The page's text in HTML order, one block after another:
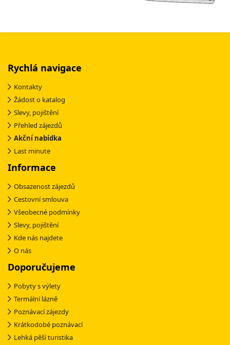
Rychlá navigace
Kontakty
Žádost o katalog
Slevy, pojištění
Přehled zájezdů
Akční nabídka
Last minute
Informace
Obsazenost zájezdů
Cestovní smlouva
Všeobecné podmínky
Slevy, pojištění
Kde nás najdete
O nás
Doporučujeme
Pobyty s výlety
Termální lázně
Poznávací zájezdy
Krátkodobé poznávací
Lehká pěší turistika